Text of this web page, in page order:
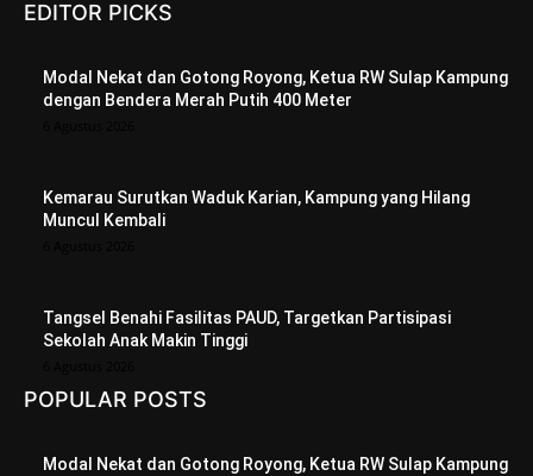
EDITOR PICKS
Modal Nekat dan Gotong Royong, Ketua RW Sulap Kampung
dengan Bendera Merah Putih 400 Meter
Kemarau Surutkan Waduk Karian, Kampung yang Hilang
Muncul Kembali
Tangsel Benahi Fasilitas PAUD, Targetkan Partisipasi
Sekolah Anak Makin Tinggi
POPULAR POSTS
Modal Nekat dan Gotong Royong, Ketua RW Sulap Kampung